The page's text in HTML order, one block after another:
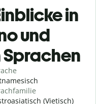
in
und
(Vietisch)